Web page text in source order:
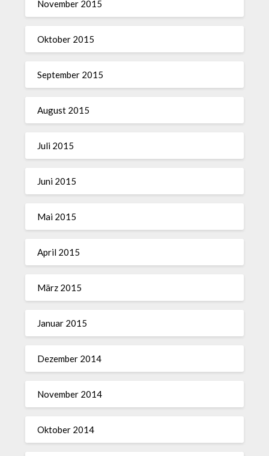
November 2015
Oktober 2015
September 2015
August 2015
Juli 2015
Juni 2015
Mai 2015
April 2015
März 2015
Januar 2015
Dezember 2014
November 2014
Oktober 2014